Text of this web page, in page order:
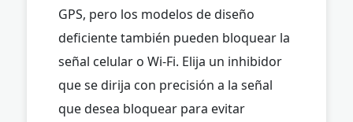
GPS, pero los modelos de diseño
deficiente también pueden bloquear la
señal celular o Wi-Fi. Elija un inhibidor
que se dirija con precisión a la señal
que desea bloquear para evitar